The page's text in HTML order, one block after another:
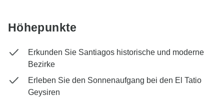
Höhepunkte
Erkunden Sie Santiagos historische und moderne
Bezirke
Erleben Sie den Sonnenaufgang bei den El Tatio
Geysiren